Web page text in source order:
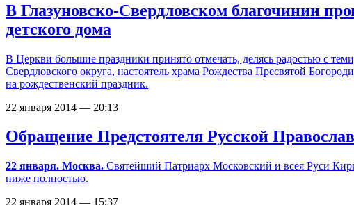
В Глазуновско-Свердловском благочинии
детского дома
В Церкви большие праздники принято отмечать, делясь радостью с
Свердловского округа, настоятель храма Рождества Пресвятой
на рождественский праздник.
22 января 2014 — 20:13
Обращение Предстоятеля Русской
22 января. Москва. Святейший Патриарх Московский и всея Руси
ниже полностью.
22 января 2014 — 15:37